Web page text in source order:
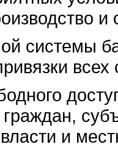
системы
и